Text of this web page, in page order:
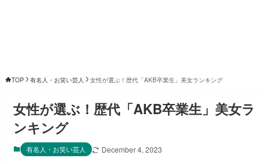
TOP 有名人・お笑い芸人 女性が選ぶ！歴代「AKB卒業生」美女ランキング
女性が選ぶ！歴代「AKB卒業生」美女ラ
ンキング
有名人・お笑い芸人 December 4, 2023